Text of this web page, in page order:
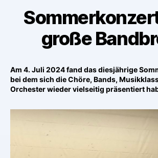
große
Am 4. Juli 2024 fand das diesjährige
bei dem sich die Chöre, Bands,
Orchester wieder vielseitig präsentiert